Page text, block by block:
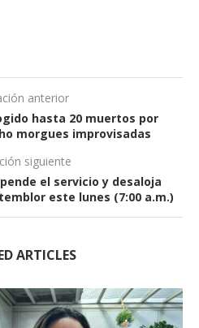
anterior
hasta 20 muertos por
morgues improvisadas
siguiente
el servicio y desaloja
este lunes (7:00 a.m.)
ARTICLES